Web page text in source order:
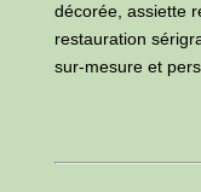
décorée, assiette
restauration
sur-mesure et